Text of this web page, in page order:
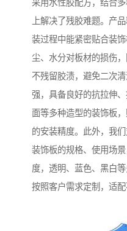
采用水性胶配方，结合
上解决了残胶难题。产
装过程中能紧密贴合装
尘、水分对板材的损伤
不残留胶渍，避免二次
强，具备良好的抗拉伸
面等多种造型的装饰板
的安装精度。此外，我
装饰板的规格、使用场
度，透明、蓝色、黑白
按照客户需求定制，适配